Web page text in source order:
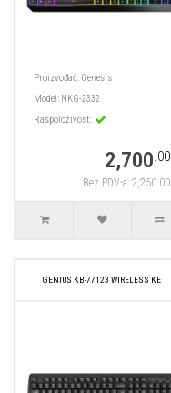
Proizvođač: Genesis
Model: NKG-2332
Raspoloživost:
2,700.00
Bez PDV-a: 2,250.00
GENIUS KB-77123 WIRELESS KE